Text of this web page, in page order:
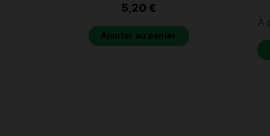
5,20 €
Ajouter au panier